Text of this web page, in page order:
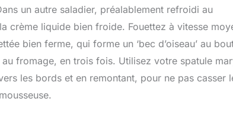
un autre saladier, préalablement refroidi au
crème liquide bien froide. Fouettez à vitesse
bien ferme, qui forme un ‘bec d’oiseau’ au
fromage, en trois fois. Utilisez votre spatule
les bords et en remontant, pour ne pas casser